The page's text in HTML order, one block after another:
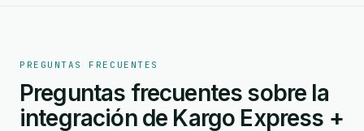
PREGUNTAS FRECUENTES
Preguntas frecuentes sobre la
integración de Kargo Express +